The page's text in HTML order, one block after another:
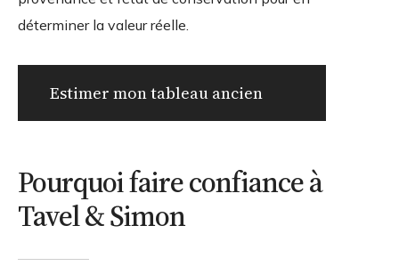
déterminer la valeur réelle.
Estimer mon tableau ancien
Pourquoi faire confiance à
Tavel & Simon